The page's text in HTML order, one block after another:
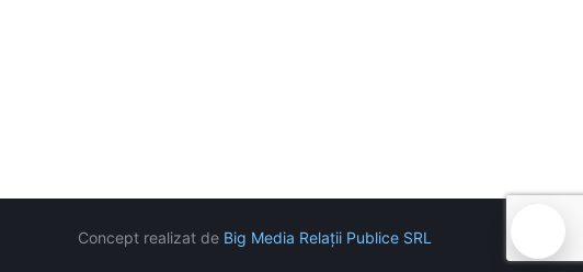
Concept realizat de Big Media Relații Publice SRL